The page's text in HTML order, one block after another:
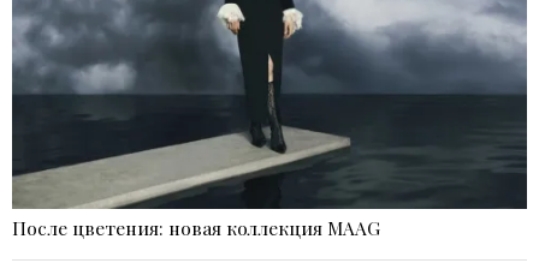
После цветения: новая коллекция MAAG